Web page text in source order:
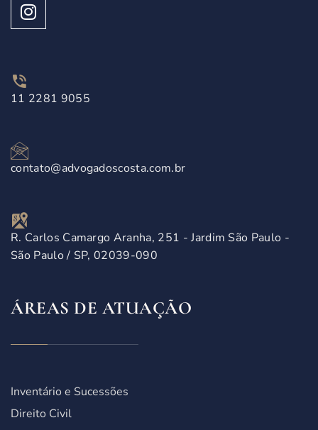
11 2281 9055
contato@advogadoscosta.com.br
R. Carlos Camargo Aranha, 251 - Jardim São Paulo -
São Paulo / SP, 02039-090
ÁREAS DE ATUAÇÃO
Inventário e Sucessões
Direito Civil